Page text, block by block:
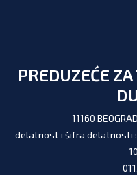
PREDUZEĆE
11160
delatnost i šifra delatnosti :